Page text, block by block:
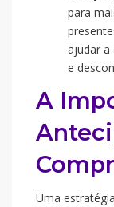
para
ajudar a
e
A
Uma